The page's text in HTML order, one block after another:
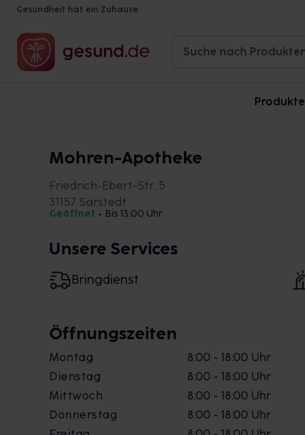
Gesundheit hat ein Zuhause
Produkte
Mohren-Apotheke
Friedrich-Ebert-Str. 5
31157 Sarstedt
Geöffnet • Bis 13:00 Uhr
Unsere Services
Bringdienst
Öffnungszeiten
Montag
8:00 - 18:00 Uhr
Dienstag
8:00 - 18:00 Uhr
Mittwoch
8:00 - 18:00 Uhr
Donnerstag
8:00 - 18:00 Uhr